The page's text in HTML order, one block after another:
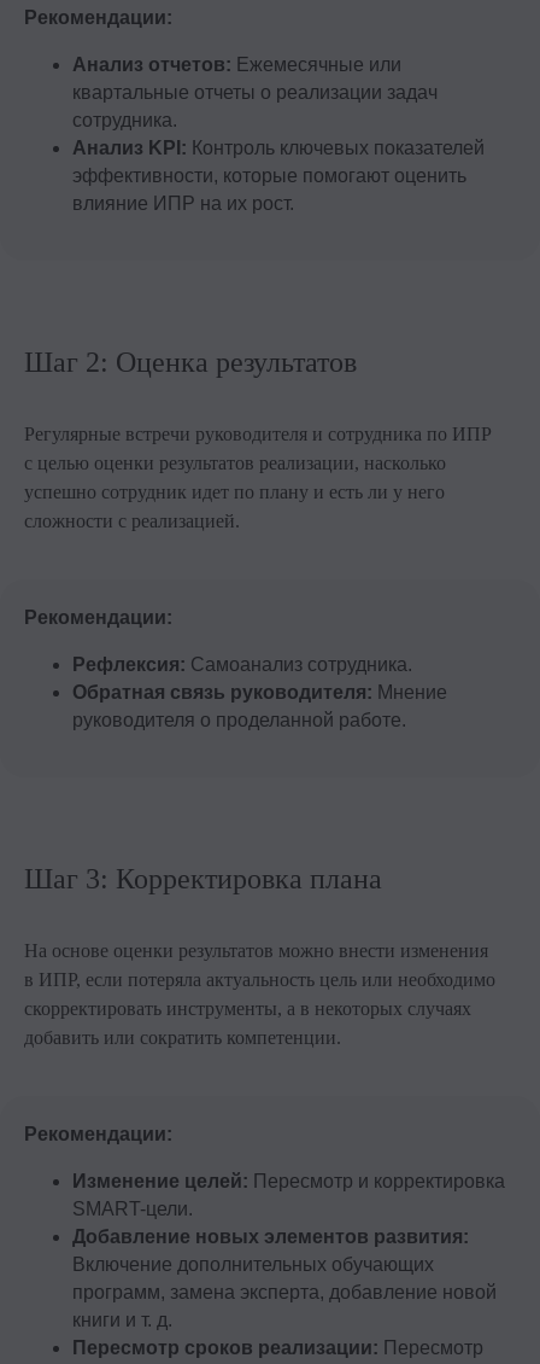
Рекомендации:
Анализ отчетов: Ежемесячные или
квартальные отчеты о реализации задач
сотрудника.
Анализ KPI: Контроль ключевых показателей
эффективности, которые помогают оценить
влияние ИПР на их рост.
Шаг 2: Оценка результатов
Регулярные встречи руководителя и сотрудника по ИПР
с целью оценки результатов реализации, насколько
успешно сотрудник идет по плану и есть ли у него
сложности с реализацией.
Рекомендации:
Рефлексия: Самоанализ сотрудника.
Обратная связь руководителя: Мнение
руководителя о проделанной работе.
Шаг 3: Корректировка плана
На основе оценки результатов можно внести изменения
в ИПР, если потеряла актуальность цель или необходимо
скорректировать инструменты, а в некоторых случаях
добавить или сократить компетенции.
Рекомендации:
Изменение целей: Пересмотр и корректировка
SMART-цели.
Добавление новых элементов развития:
Включение дополнительных обучающих
программ, замена эксперта, добавление новой
книги и т. д.
Пересмотр сроков реализации: Пересмотр
Компаниям
+7 495 369 56 15
Реквизиты:
ООО «ТОП-карьера»
ИНН 7714459360
КПП 771401001